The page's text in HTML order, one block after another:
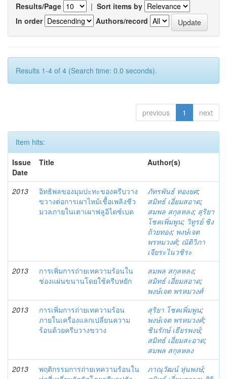
Results/Page | Sort items by
In order
Authors/record
Results 1-4 of 4 (Search time: 0.0 seconds).
previous 1 next
Item hits:
Issue
Date
Title Author(s)
2013
อิทธิพลของมุมปะทะของครีบวาง
ขวางต่อการเผาไหม้เชื้อเพลิงชีว
มวลภายในเตาเผาฟลูอิไดซ์เบด
ภัทรพันธ์ ทองยศ;
สมิทธ์ เอี่ยมสอาด;
สมพล สกุลหลง; สุริยา
โชคเพิ่มพูน; วิทูรย์ ชิง
ถ้วยทอง; พงษ์เจต
พรหมวงศ์; ณัติวิภา
เจียระไนวชิระ
2013
การเพิ่มการถ่ายเทความร้อนใน
ช่องแผ่นขนานโดยใช้ครีบหยัก
สมพล สกุลหลง;
สมิทธ์ เอี่ยมสอาด;
พงษ์เจต พรหมวงศ์
2013
การเพิ่มการถ่ายเทความร้อน
ภายในเครื่องแลกเปลี่ยนความ
ร้อนด้วยครีบวางขวาง
สุริยา โชคเพิ่มพูน;
พงษ์เจต พรหมวงศ์;
ชินรักษ์ เธียรพงษ์;
สมิทธ์ เอี่ยมสะอาด;
สมพล สกุลหลง
2013
พฤติกรรมการถ่ายเทความร้อนใน
ภาณุวัฒน์ หุ่นพงษ์;